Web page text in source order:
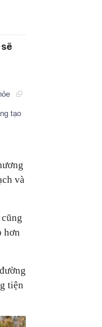
tạo
và
hơn
tiện